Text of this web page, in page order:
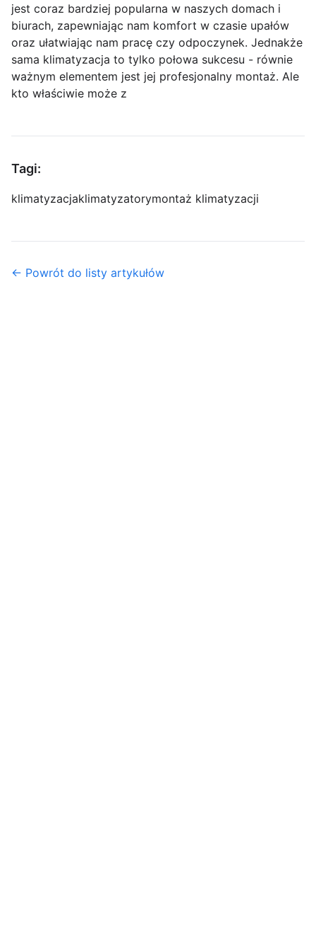
jest coraz bardziej popularna w naszych domach i
biurach, zapewniając nam komfort w czasie upałów
oraz ułatwiając nam pracę czy odpoczynek. Jednakże
sama klimatyzacja to tylko połowa sukcesu - równie
ważnym elementem jest jej profesjonalny montaż. Ale
kto właściwie może z
Tagi:
klimatyzacjaklimatyzatorymontaż klimatyzacji
← Powrót do listy artykułów